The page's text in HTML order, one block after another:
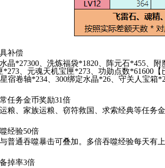
补偿
晶*27300、洗炼福袋*1820、阵元石*455、
*273、元魂天机宝匣*273、功勋点数*61600
宿卷轴*234、300绑定水晶*26、守关人宝箱
任务金币奖励31倍
粮、家族运粮、窃符救国、求索经典等任务
经验50倍
普通吞噬暴击可叠加。多倍吞噬经验每天有
掉率3倍